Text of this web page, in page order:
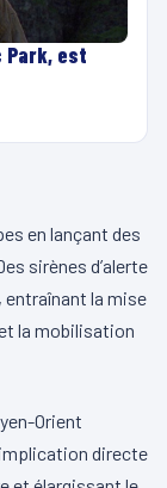
Park, est
en lançant des
sirènes d’alerte
la mise
la mobilisation
Orient
directe